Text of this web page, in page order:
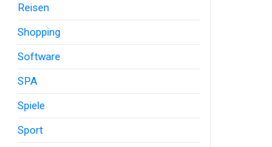
Reisen
Shopping
Software
SPA
Spiele
Sport